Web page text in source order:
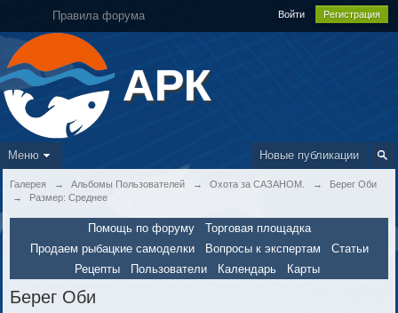
Правила форума Войти Регистрация
АРК
Новые публикации
Меню
Галерея → Альбомы Пользователей → Охота за САЗАНОМ. →
Берег Оби
→
Размер: Среднее
Помощь по форуму
Торговая площадка
Продаем рыбацкие самоделки
Вопросы к экспертам
Статьи
Рецепты
Пользователи Календарь Карты
Берег Оби